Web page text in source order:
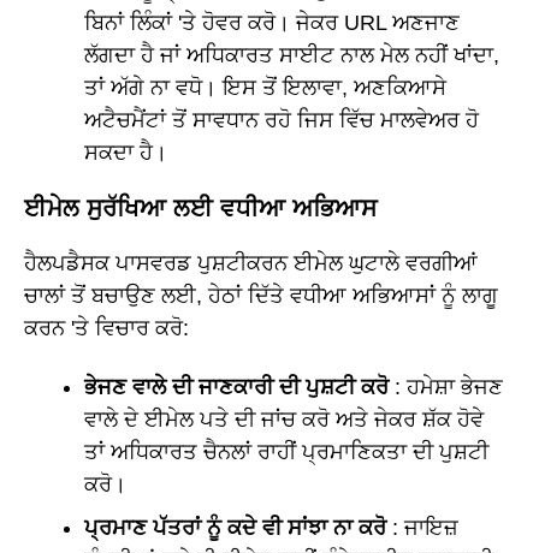
ਬਿਨਾਂ ਲਿੰਕਾਂ 'ਤੇ ਹੋਵਰ ਕਰੋ। ਜੇਕਰ URL ਅਣਜਾਣ
ਲੱਗਦਾ ਹੈ ਜਾਂ ਅਧਿਕਾਰਤ ਸਾਈਟ ਨਾਲ ਮੇਲ ਨਹੀਂ ਖਾਂਦਾ,
ਤਾਂ ਅੱਗੇ ਨਾ ਵਧੋ। ਇਸ ਤੋਂ ਇਲਾਵਾ, ਅਣਕਿਆਸੇ
ਅਟੈਚਮੈਂਟਾਂ ਤੋਂ ਸਾਵਧਾਨ ਰਹੋ ਜਿਸ ਵਿੱਚ ਮਾਲਵੇਅਰ ਹੋ
ਸਕਦਾ ਹੈ।
ਈਮੇਲ ਸੁਰੱਖਿਆ ਲਈ ਵਧੀਆ ਅਭਿਆਸ
ਹੈਲਪਡੈਸਕ ਪਾਸਵਰਡ ਪੁਸ਼ਟੀਕਰਨ ਈਮੇਲ ਘੁਟਾਲੇ ਵਰਗੀਆਂ
ਚਾਲਾਂ ਤੋਂ ਬਚਾਉਣ ਲਈ, ਹੇਠਾਂ ਦਿੱਤੇ ਵਧੀਆ ਅਭਿਆਸਾਂ ਨੂੰ ਲਾਗੂ
ਕਰਨ 'ਤੇ ਵਿਚਾਰ ਕਰੋ:
ਭੇਜਣ ਵਾਲੇ ਦੀ ਜਾਣਕਾਰੀ ਦੀ ਪੁਸ਼ਟੀ ਕਰੋ: ਹਮੇਸ਼ਾ ਭੇਜਣ
ਵਾਲੇ ਦੇ ਈਮੇਲ ਪਤੇ ਦੀ ਜਾਂਚ ਕਰੋ ਅਤੇ ਜੇਕਰ ਸ਼ੱਕ ਹੋਵੇ
ਤਾਂ ਅਧਿਕਾਰਤ ਚੈਨਲਾਂ ਰਾਹੀਂ ਪ੍ਰਮਾਣਿਕਤਾ ਦੀ ਪੁਸ਼ਟੀ
ਕਰੋ।
ਪ੍ਰਮਾਣ ਪੱਤਰਾਂ ਨੂੰ ਕਦੇ ਵੀ ਸਾਂਝਾ ਨਾ ਕਰੋ: ਜਾਇਜ਼